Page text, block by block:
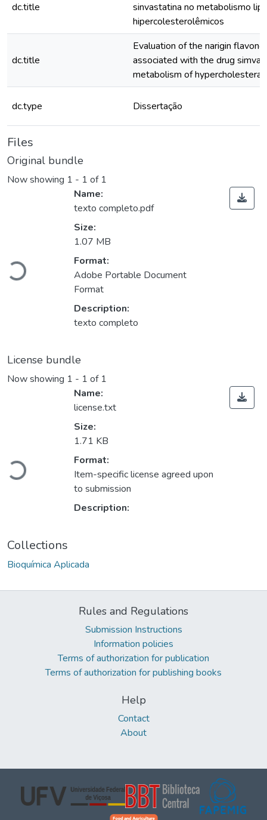
dc.title
sinvastatina no metabolismo
hipercolesterolêmicos
dc.title
Evaluation of the narigin
associated with the drug
metabolism of
dc.type Dissertação
Files
Original bundle
Now showing 1 - 1 of 1
Loading...
Name:
texto completo.pdf
Size:
1.07 MB
Format:
Adobe Portable Document
Format
Description:
texto completo
License bundle
Now showing 1 - 1 of 1
Loading...
Name:
license.txt
Size:
1.71 KB
Format:
Item-specific license agreed upon
to submission
Description:
Collections
Bioquímica Aplicada
Rules and Regulations
Submission Instructions
Information policies
Terms of authorization for publication
Terms of authorization for publishing books
Help
Contact
About